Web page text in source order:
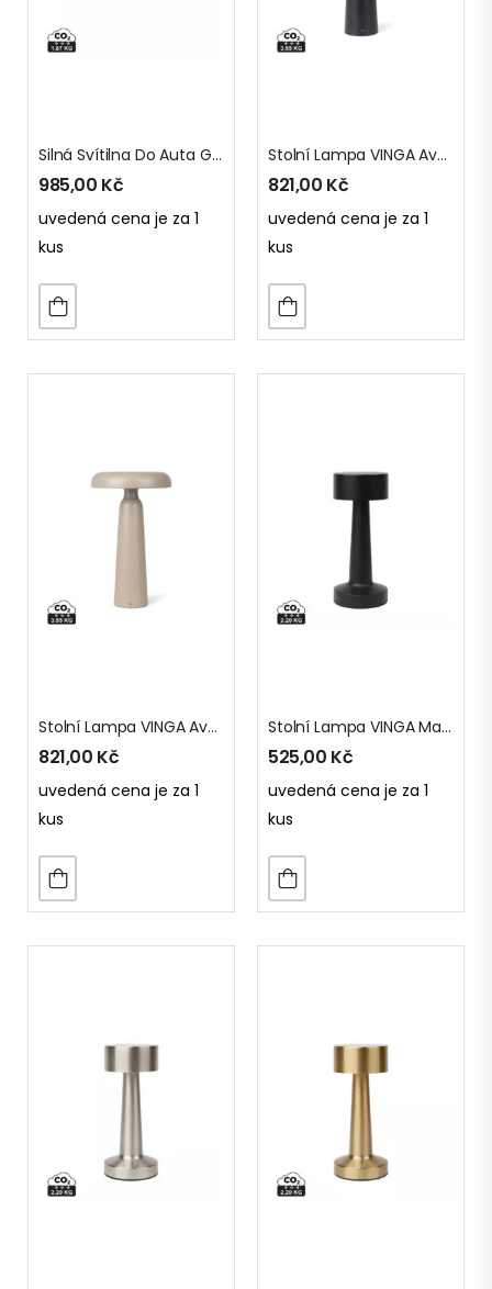
Silná Svítilna Do Auta Gear X Z RCS Recykl. Hliníku
985,00 Kč
uvedená cena je za 1
kus
Stolní Lampa VINGA Avery Z RCS
821,00 Kč
uvedená cena je za 1
kus
Stolní Lampa VINGA Avery Z RCS
821,00 Kč
uvedená cena je za 1
kus
Stolní Lampa VINGA Maris Z RCS Recykl. ABS
525,00 Kč
uvedená cena je za 1
kus